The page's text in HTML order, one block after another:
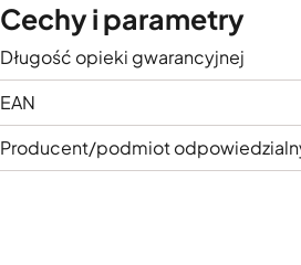
Cechy i parametry
Długość opieki gwarancyjnej
EAN
Producent/podmiot